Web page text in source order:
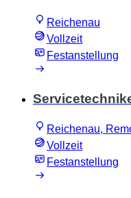
Reichenau
Vollzeit
Festanstellung
Reichenau,
Vollzeit
Festanstellung